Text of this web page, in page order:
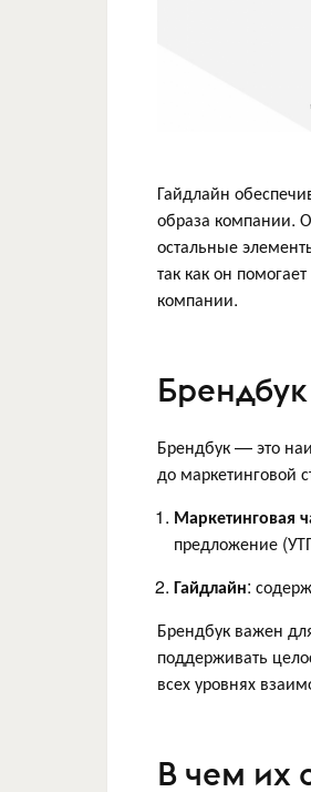
Гайдлайн
образа компании.
остальные
так как он
компании.
Брендбук
Брендбук — это
до маркетинговой
Маркетинговая
предложение
Гайдлайн:
Брендбук важен
поддерживать
всех уровнях
В чем их